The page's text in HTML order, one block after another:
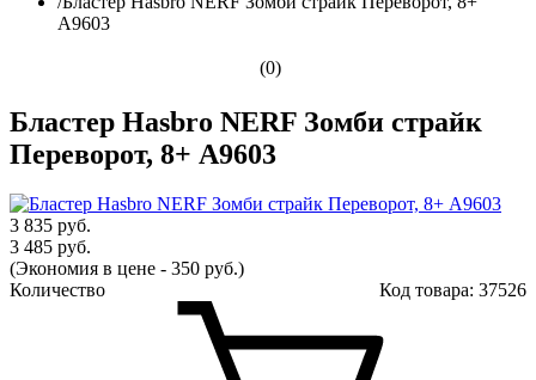
A9603
(0)
Бластер Hasbro NERF Зомби страйк
Переворот, 8+ A9603
3 835 руб.
3 485 руб.
(Экономия в цене - 350 руб.)
Код товара: 37526
Количество